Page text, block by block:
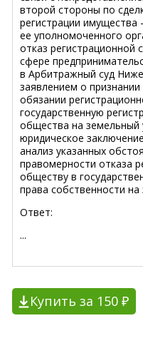
второй стороны по
регистрации имущества
ее уполномоченного
отказ регистрационной
сфере
в Арбитражный суд
заявлением о
обязании
государственную
общества на земельный
юридическое
анализ указанных
правомерности отказа
обществу в
права собственности
Ответ:
...
Купить за 150 ₽